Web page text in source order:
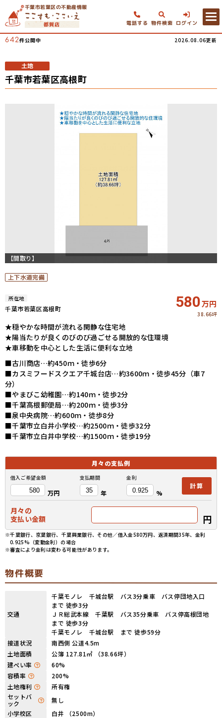
千葉市若葉区の不動産情報
都賀店 電話する 物件検索 ログイン
642件公開中 2026.08.06更新
土地
千葉市若葉区高根町
【間取り】
上下水道完備
所在地
千葉市若葉区高根町 580万円
38.66坪
★穏やかな時間が流れる閑静な住宅地
★陽当たりが良くのびのび過ごせる開放的な住環境
★車移動を中心とした生活に便利な立地
■古川商店…約450ｍ・徒歩6分
■カスミフードスクエア千城台店…約3600ｍ・徒歩45分（車7
分）
■やまびこ幼稚園…約140ｍ・徒歩2分
■千葉高根郵便局…約200ｍ・徒歩3分
■泉中央病院…約600ｍ・徒歩8分
■千葉市立白井小学校…約2500ｍ・徒歩32分
■千葉市立白井中学校…約1500ｍ・徒歩19分
月々の支払例
借入ご希望金額
万円
支払期間
年
金利
%
計算
月々の
支払い金額
円
※千葉銀行、京葉銀行、千葉興業銀行、その他／借入金580万円、返済期間35年、金利
0.925%（変動金利）の場合
※審査により金利は変わる可能性があります。
物件概要
交通
千葉モノレ 千城台駅 バス3分乗車 バス停団地入口
まで 徒歩3分
ＪＲ総武本線 千葉駅 バス35分乗車 バス停高根団地
まで 徒歩3分
千葉モノレ 千城台駅 まで 徒歩59分
接道状況
南西側 公道4.5m
土地面積
公簿 127.81㎡ （38.66坪）
建ぺい率
60%
容積率
200%
土地権利
所有権
セットバ
ック
無し
小学校区
白井 （2500m）